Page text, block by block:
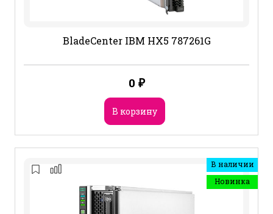
BladeCenter IBM HX5 787261G
0 ₽
В корзину
В наличии
Новинка